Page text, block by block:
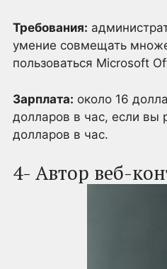
Требования:
умение совмещать
пользоваться Microsoft
Зарплата: около 16
долларов в час, если вы
долларов в час.
4- Автор веб-